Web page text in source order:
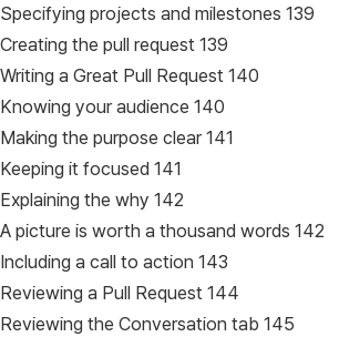
Specifying projects and milestones 139
Creating the pull request 139
Writing a Great Pull Request 140
Knowing your audience 140
Making the purpose clear 141
Keeping it focused 141
Explaining the why 142
A picture is worth a thousand words 142
Including a call to action 143
Reviewing a Pull Request 144
Reviewing the Conversation tab 145